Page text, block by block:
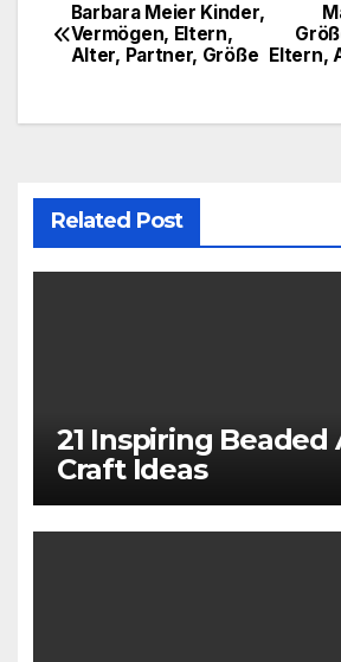
Post
navigation
Eltern,
Barbara Meier Kinder,
Vermögen, Eltern,
Alter, Partner, Größe
Related Post
21 Inspiring Beaded
Craft Ideas